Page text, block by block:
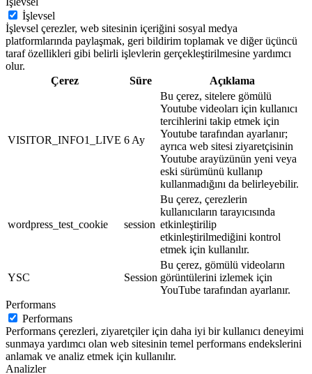
İşlevsel
İşlevsel çerezler, web sitesinin içeriğini sosyal medya
platformlarında paylaşmak, geri bildirim toplamak ve diğer üçüncü
taraf özellikleri gibi belirli işlevlerin gerçekleştirilmesine yardımcı
olur.
Çerez
Süre Açıklama
VISITOR_INFO1_LIVE 6 Ay
Bu çerez, sitelere gömülü
Youtube videoları için kullanıcı
tercihlerini takip etmek için
Youtube tarafından ayarlanır;
ayrıca web sitesi ziyaretçisinin
Youtube arayüzünün yeni veya
eski sürümünü kullanıp
kullanmadığını da belirleyebilir.
wordpress_test_cookie session
Bu çerez, çerezlerin
kullanıcıların tarayıcısında
etkinleştirilip
etkinleştirilmediğini kontrol
etmek için kullanılır.
YSC Session
Bu çerez, gömülü videoların
görüntülerini izlemek için
YouTube tarafından ayarlanır.
Performans
Performans
Performans çerezleri, ziyaretçiler için daha iyi bir kullanıcı deneyimi
sunmaya yardımcı olan web sitesinin temel performans endekslerini
anlamak ve analiz etmek için kullanılır.
Analizler